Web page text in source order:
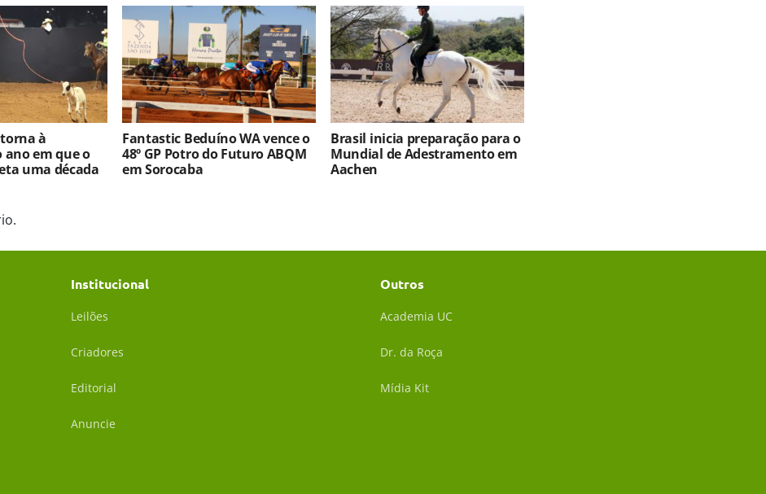
à
em que o
uma década
Fantastic Beduíno WA vence o
48º GP Potro do Futuro ABQM
em Sorocaba
Brasil inicia preparação para o
Mundial de Adestramento em
Aachen
Institucional
Leilões
Criadores
Editorial
Anuncie
Outros
Academia UC
Dr. da Roça
Mídia Kit